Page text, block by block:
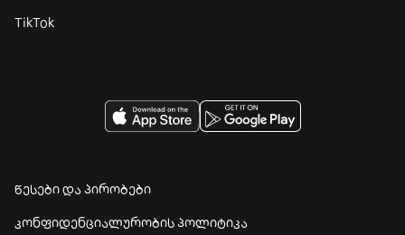
TikTok
წესები და პირობები
კონფიდენციალურობის პოლიტიკა